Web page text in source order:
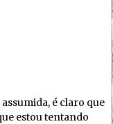
é claro que
estou tentando